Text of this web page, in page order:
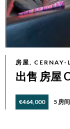
房屋,
出售 房屋
€464,000 5 房间